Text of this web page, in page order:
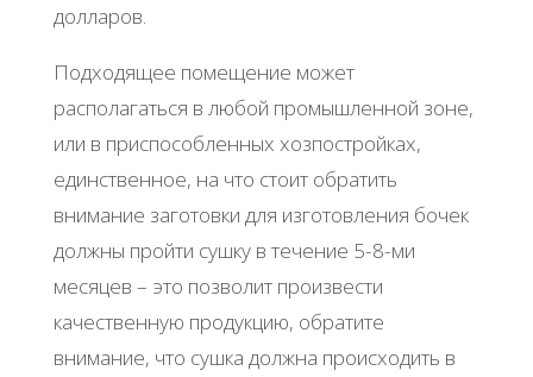
долларов.
Подходящее помещение может
располагаться в любой промышленной зоне,
или в приспособленных хозпостройках,
единственное, на что стоит обратить
внимание заготовки для изготовления бочек
должны пройти сушку в течение 5-8-ми
месяцев – это позволит произвести
качественную продукцию, обратите
внимание, что сушка должна происходить в